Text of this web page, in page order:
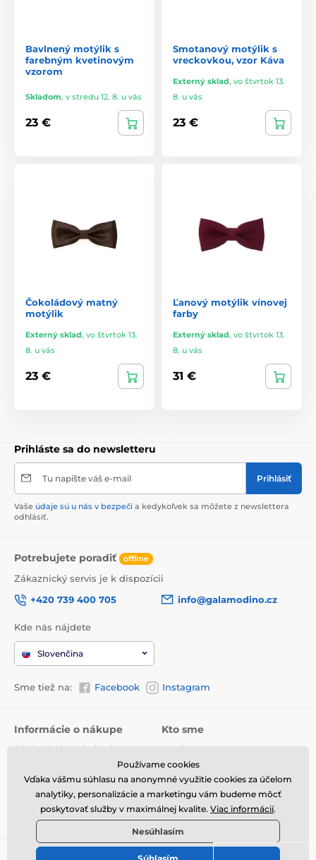
Bavlnený motýlik s
farebným kvetinovým
vzorom
Skladom, v stredu 12. 8. u vás
23 €
Smotanový motýlik s
vreckovkou, vzor Káva
Externý sklad, vo štvrtok 13.
8. u vás
23 €
Čokoládový matný
motýlik
Externý sklad, vo štvrtok 13.
8. u vás
23 €
Ľanový motýlik vínovej
farby
Externý sklad, vo štvrtok 13.
8. u vás
31 €
Prihláste sa do newsletteru
Tu napíšte váš e-mail Prihlásiť
Vaše údaje sú u nás v bezpečí a kedykoľvek sa môžete z newslettera
odhlásiť.
Potrebujete poradiť offline
Zákaznický servis je k dispozícii
+420 739 400 705
info@galamodino.cz
Kde nás nájdete
Slovenčina
Sme tiež na: Facebook Instagram
Informácie o nákupe
Obchodné podmienky
Vrátenie tovaru a reklamácie
Online vrátenie a reklamácia
Kto sme
O nás
Kontaktné údaje
Ochrana osobných údajov
Spolupráca s Galamodino
Používame cookies
Vďaka vášmu súhlasu na anonymné využitie cookies za účelom
analytiky, personalizácie a marketingu vám budeme môcť
poskytovať služby v maximálnej kvalite. Viac informácií.
Nesúhlasím